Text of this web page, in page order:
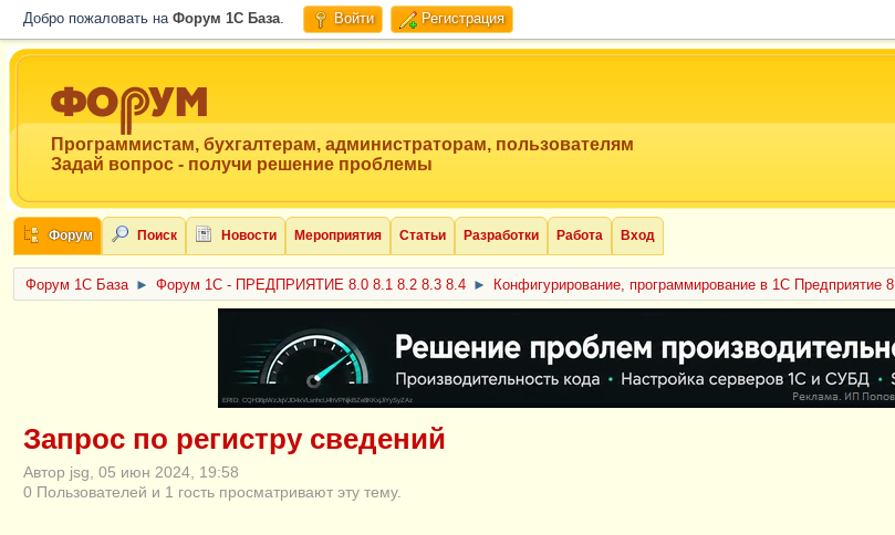
Добро пожаловать на Форум 1C База. Войти Регистрация
Программистам, бухгалтерам, администраторам, пользователям
Задай вопрос - получи решение проблемы
Форум Поиск Новости Мероприятия Статьи Разработки Работа Вход
Форум 1C База ► Форум 1С - ПРЕДПРИЯТИЕ 8.0 8.1 8.2 8.3 8.4 ► Конфигурирование, программирование в 1С Предприятие 8
ERID: CQH36pWzJqVJD4xVLsnhcU4hVPNjkBZe8KKxjJiYySyZAz
Запрос по регистру сведений
Автор jsg, 05 июн 2024, 19:58
0 Пользователей и 1 гость просматривают эту тему.